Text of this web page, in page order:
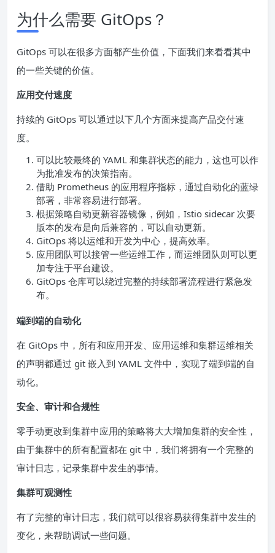
为什么需要 GitOps？
GitOps 可以在很多方面都产生价值，下面我们来看看其中
的一些关键的价值。
应用交付速度
持续的 GitOps 可以通过以下几个方面来提高产品交付速
度。
可以比较最终的 YAML 和集群状态的能力，这也可以作
为批准发布的决策指南。
借助 Prometheus 的应用程序指标，通过自动化的蓝绿
部署，非常容易进行部署。
根据策略自动更新容器镜像，例如，Istio sidecar 次要
版本的发布是向后兼容的，可以自动更新。
GitOps 将以运维和开发为中心，提高效率。
应用团队可以接管一些运维工作，而运维团队则可以更
加专注于平台建设。
GitOps 仓库可以绕过完整的持续部署流程进行紧急发
布。
端到端的自动化
在 GitOps 中，所有和应用开发、应用运维和集群运维相关
的声明都通过 git 嵌入到 YAML 文件中，实现了端到端的自
动化。
安全、审计和合规性
零手动更改到集群中应用的策略将大大增加集群的安全性，
由于集群中的所有配置都在 git 中，我们将拥有一个完整的
审计日志，记录集群中发生的事情。
集群可观测性
有了完整的审计日志，我们就可以很容易获得集群中发生的
变化，来帮助调试一些问题。